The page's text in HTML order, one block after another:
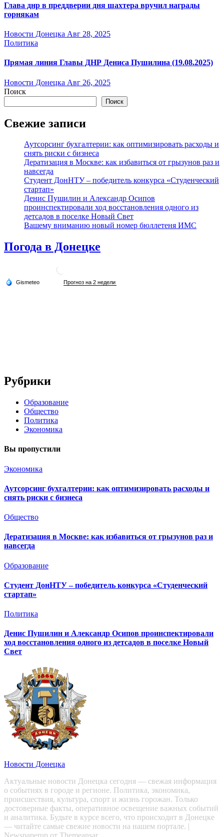
Глава днр в преддверии дня шахтера вручил награды
горнякам
Новости Донецка Авг 28, 2025
Политика
Прямая линия Главы ДНР Дениса Пушилина (19.08.2025)
Новости Донецка Авг 26, 2025
Поиск
Поиск
Свежие записи
Аутсорсинг бухгалтерии: как оптимизировать расходы и
снять риски с бизнеса
Дератизация в Москве: как избавиться от грызунов раз и
навсегда
Студент ДонНТУ – победитель конкурса «Студенческий
стартап»
Денис Пушилин и Александр Осипов
проинспектировали ход восстановления одного из
детсадов в поселке Новый Свет
Вашему вниманию новый номер бюллетеня ИМС
Погода в Донецке
Рубрики
Образование
Общество
Политика
Экономика
Вы пропустили
Экономика
Аутсорсинг бухгалтерии: как оптимизировать расходы и
снять риски с бизнеса
Общество
Дератизация в Москве: как избавиться от грызунов раз и
навсегда
Образование
Студент ДонНТУ – победитель конкурса «Студенческий
стартап»
Политика
Денис Пушилин и Александр Осипов проинспектировали
ход восстановления одного из детсадов в поселке Новый
Свет
Новости Донецка
Актуальные новости Донецка сегодня — свежая информация
о событиях в городе и регионе. Политика, экономика,
происшествия, культура, спорт и жизнь горожан. Только
достоверные факты, оперативное освещение важных событий
и аналитика. Будьте в курсе всего, что происходит в Донецке
— читайте самые свежие новости на нашем портале. |
Newspaperup от Themeansar.